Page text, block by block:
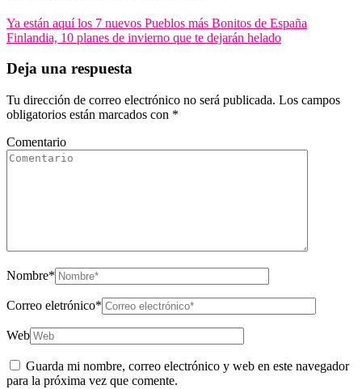
Ya están aquí los 7 nuevos Pueblos más Bonitos de España
Finlandia, 10 planes de invierno que te dejarán helado
Deja una respuesta
Tu dirección de correo electrónico no será publicada. Los campos
obligatorios están marcados con *
Comentario
Nombre*
Correo eletrónico*
Web
Guarda mi nombre, correo electrónico y web en este navegador
para la próxima vez que comente.